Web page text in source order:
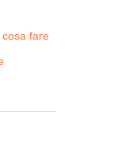
fare